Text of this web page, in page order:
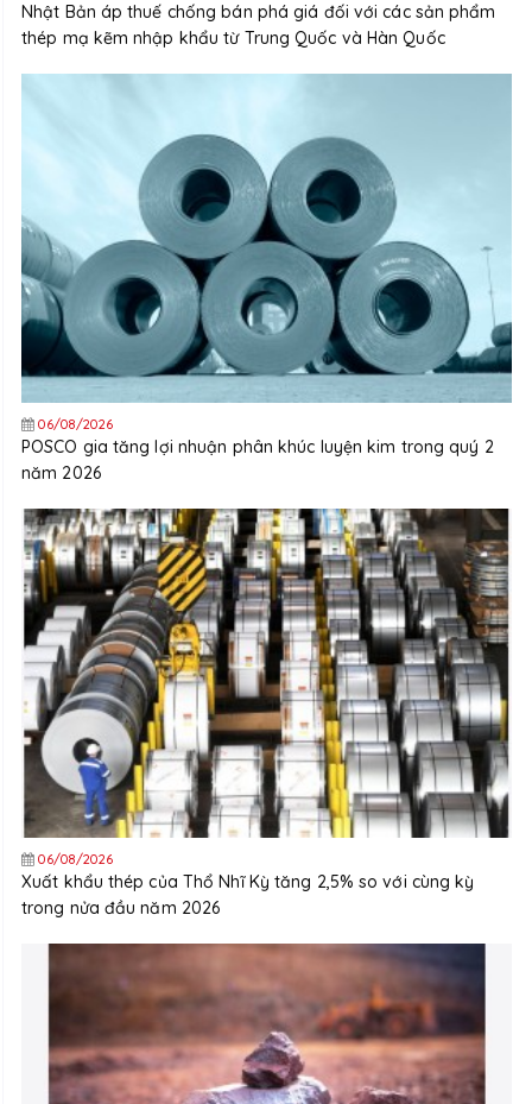
Nhật Bản áp thuế chống bán phá giá đối với các sản phẩm
thép mạ kẽm nhập khẩu từ Trung Quốc và Hàn Quốc
06/08/2026
POSCO gia tăng lợi nhuận phân khúc luyện kim trong quý 2
năm 2026
06/08/2026
Xuất khẩu thép của Thổ Nhĩ Kỳ tăng 2,5% so với cùng kỳ
trong nửa đầu năm 2026